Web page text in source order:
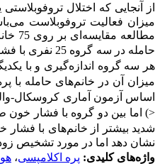
میزان فعالیت تروفوبلاست
نشان دهد اما در مورد تشخیص
واژه‌های کلیدی: پره اکلامپسی،